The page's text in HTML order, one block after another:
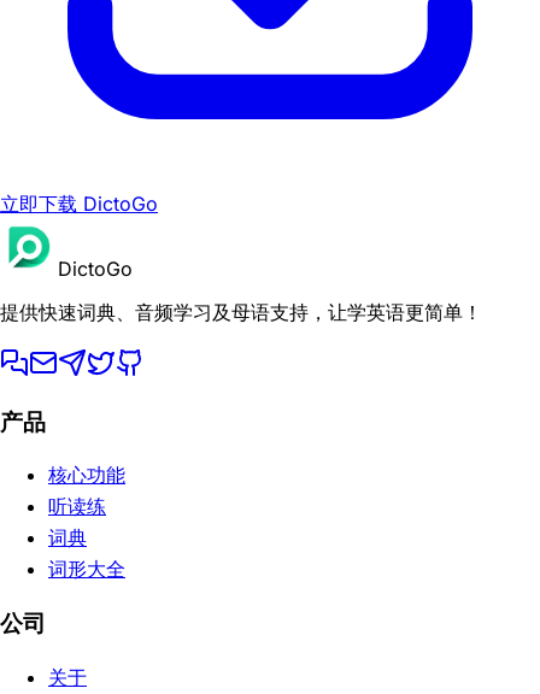
立即下载 DictoGo
DictoGo
提供快速词典、音频学习及母语支持，让学英语更简单！
产品
核心功能
听读练
词典
词形大全
公司
关于